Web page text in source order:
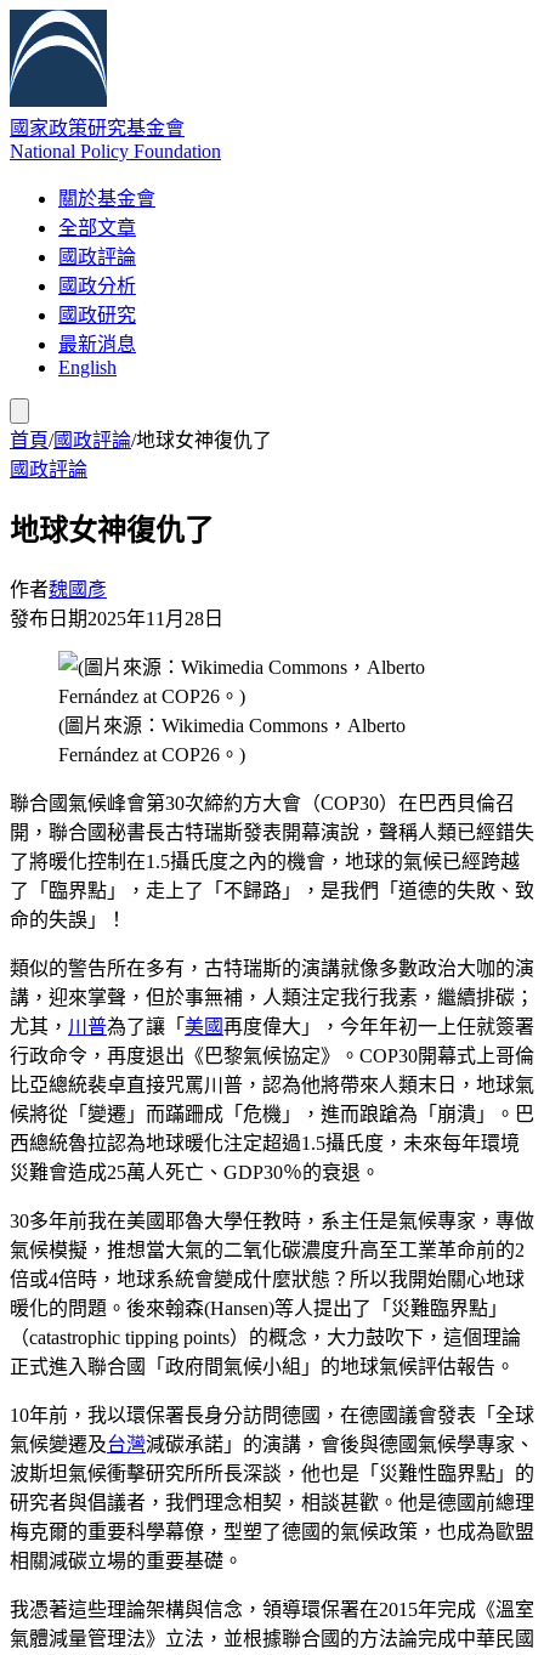
國家政策研究基金會
National Policy Foundation
關於基金會
全部文章
國政評論
國政分析
國政研究
最新消息
English
首頁/國政評論/地球女神復仇了
國政評論
地球女神復仇了
作者魏國彥
發布日期2025年11月28日
(圖片來源：Wikimedia Commons，Alberto
Fernández at COP26。)
聯合國氣候峰會第30次締約方大會（COP30）在巴西貝倫召
開，聯合國秘書長古特瑞斯發表開幕演說，聲稱人類已經錯失
了將暖化控制在1.5攝氏度之內的機會，地球的氣候已經跨越
了「臨界點」，走上了「不歸路」，是我們「道德的失敗、致
命的失誤」！
類似的警告所在多有，古特瑞斯的演講就像多數政治大咖的演
講，迎來掌聲，但於事無補，人類注定我行我素，繼續排碳；
尤其， 川普為了讓「 美國再度偉大」，今年年初一上任就簽署
行政命令，再度退出《巴黎氣候協定》。COP30開幕式上哥倫
比亞總統裴卓直接咒罵川普，認為他將帶來人類末日，地球氣
候將從「變遷」而蹣跚成「危機」，進而踉蹌為「崩潰」。巴
西總統魯拉認為地球暖化注定超過1.5攝氏度，未來每年環境
災難會造成25萬人死亡、GDP30％的衰退。
30多年前我在美國耶魯大學任教時，系主任是氣候專家，專做
氣候模擬，推想當大氣的二氧化碳濃度升高至工業革命前的2
倍或4倍時，地球系統會變成什麼狀態？所以我開始關心地球
暖化的問題。後來翰森(Hansen)等人提出了「災難臨界點」
（catastrophic tipping points）的概念，大力鼓吹下，這個理論
正式進入聯合國「政府間氣候小組」的地球氣候評估報告。
10年前，我以環保署長身分訪問德國，在德國議會發表「全球
氣候變遷及台灣減碳承諾」的演講，會後與德國氣候學專家、
波斯坦氣候衝擊研究所所長深談，他也是「災難性臨界點」的
研究者與倡議者，我們理念相契，相談甚歡。他是德國前總理
梅克爾的重要科學幕僚，型塑了德國的氣候政策，也成為歐盟
相關減碳立場的重要基礎。
我憑著這些理論架構與信念，領導環保署在2015年完成《溫室
氣體減量管理法》立法，並根據聯合國的方法論完成中華民國